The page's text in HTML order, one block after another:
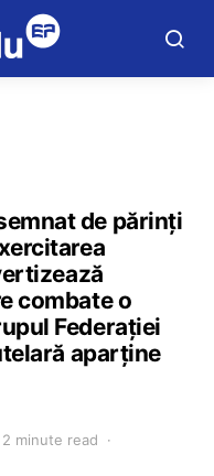
de părinți
combate o
Federației
aparține
2 minute read